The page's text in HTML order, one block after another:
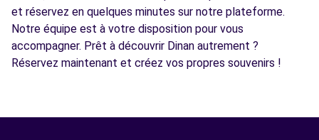
et réservez en quelques minutes sur notre plateforme.
Notre équipe est à votre disposition pour vous
accompagner. Prêt à découvrir Dinan autrement ?
Réservez maintenant et créez vos propres souvenirs !